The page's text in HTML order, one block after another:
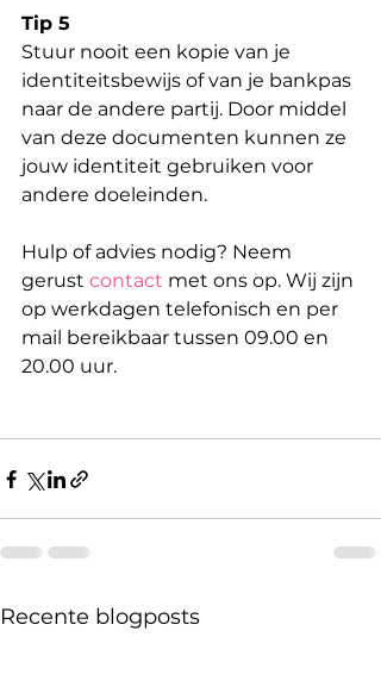
Tip 5
Stuur nooit een kopie van je
identiteitsbewijs of van je bankpas
naar de andere partij. Door middel
van deze documenten kunnen ze
jouw identiteit gebruiken voor
andere doeleinden.
Hulp of advies nodig? Neem
gerust contact met ons op. Wij zijn
op werkdagen telefonisch en per
mail bereikbaar tussen 09.00 en
20.00 uur.
Recente blogposts